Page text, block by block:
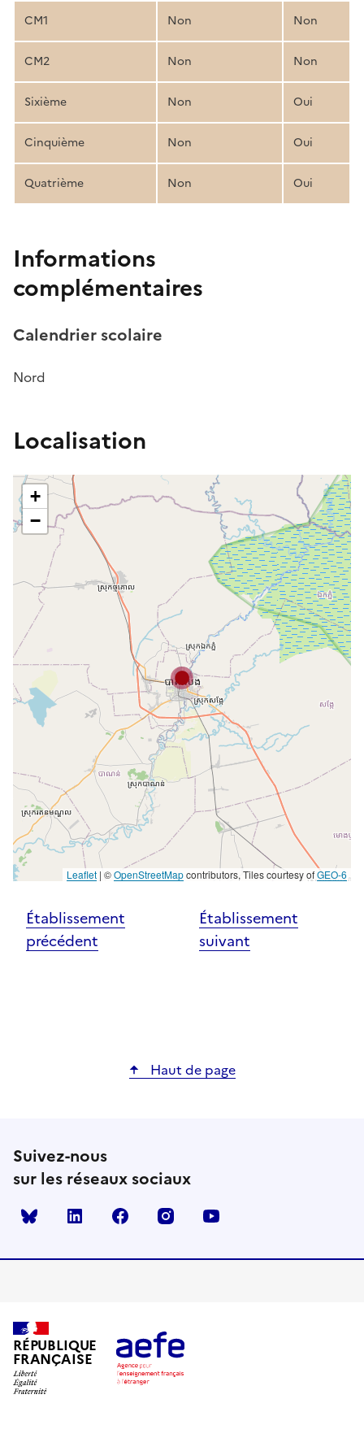
CM1 Non Non
CM2 Non Non
Sixième Non Oui
Cinquième Non Oui
Quatrième Non Oui
Informations
complémentaires
Calendrier scolaire
Nord
Localisation
+
−
Leaflet | ©OpenStreetMapcontributors, Tiles courtesy ofGEO-6
Établissement
précédent
Établissement
suivant
Haut de page
Suivez-nous
sur les réseaux sociaux
Bluesky linkedin facebook instagram
RÉPUBLIQUE
FRANÇAISE